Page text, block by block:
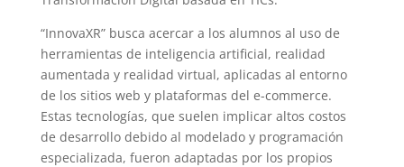
“InnovaXR” busca acercar a los alumnos al uso de
herramientas de inteligencia artificial, realidad
aumentada y realidad virtual, aplicadas al entorno
de los sitios web y plataformas del e-commerce.
Estas tecnologías, que suelen implicar altos costos
de desarrollo debido al modelado y programación
especializada, fueron adaptadas por los propios